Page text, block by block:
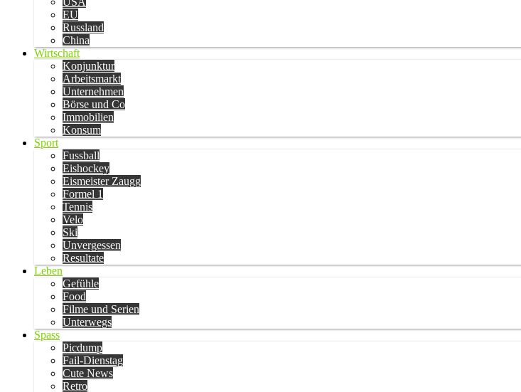
EU
Russland
China
Wirtschaft
Konjunktur
Arbeitsmarkt
Unternehmen
Börse und Co
Immobilien
Konsum
Sport
Fussball
Eishockey
Eismeister Zaugg
Formel 1
Tennis
Velo
Ski
Unvergessen
Resultate
Leben
Gefühle
Food
Filme und Serien
Unterwegs
Spass
Picdump
Fail-Dienstag
Cute News
Retro